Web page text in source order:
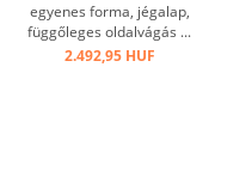
egyenes forma, jégalap,
függőleges oldalvágás ...
2.492,95 HUF